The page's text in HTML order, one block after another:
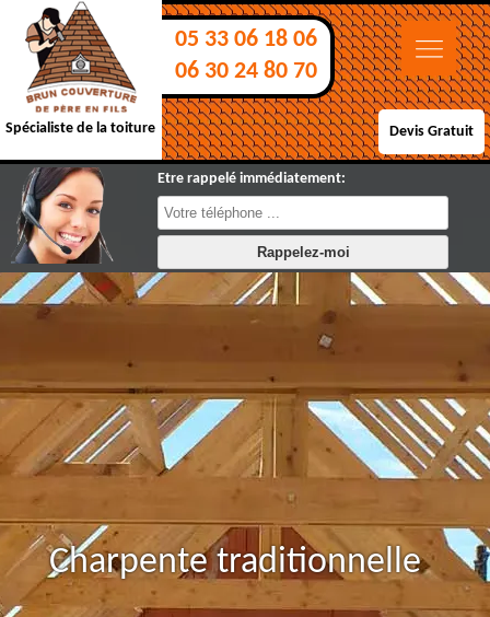
Spécialiste de la toiture
05 33 06 18 06
06 30 24 80 70
Devis Gratuit
Etre rappelé immédiatement:
Charpente traditionnelle